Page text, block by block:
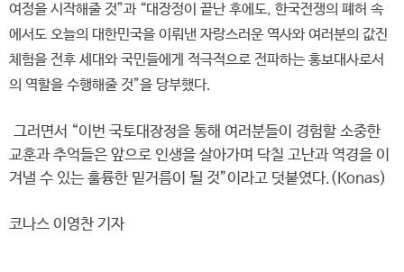
여정을 시작해줄 것”과 “대장정이 끝난 후에도, 한국전쟁의 폐허 속
에서도 오늘의 대한민국을 이뤄낸 자랑스러운 역사와 여러분의 값진
체험을 전후 세대와 국민들에게 적극적으로 전파하는 홍보대사로서
의 역할을 수행해줄 것”을 당부했다.
그러면서 “이번 국토대장정을 통해 여러분들이 경험할 소중한
교훈과 추억들은 앞으로 인생을 살아가며 닥칠 고난과 역경을 이
겨낼 수 있는 훌륭한 밑거름이 될 것”이라고 덧붙였다.(Konas)
코나스 이영찬 기자